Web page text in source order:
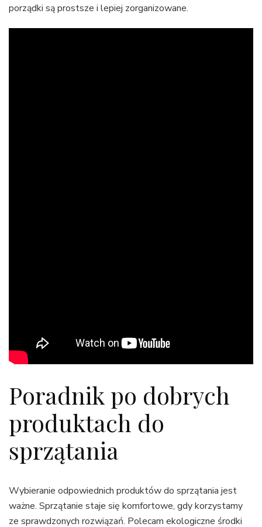
porządki są prostsze i lepiej zorganizowane.
Poradnik po dobrych
produktach do
sprzątania
Wybieranie odpowiednich produktów do sprzątania jest
ważne. Sprzątanie staje się komfortowe, gdy korzystamy
ze sprawdzonych rozwiązań. Polecam ekologiczne środki